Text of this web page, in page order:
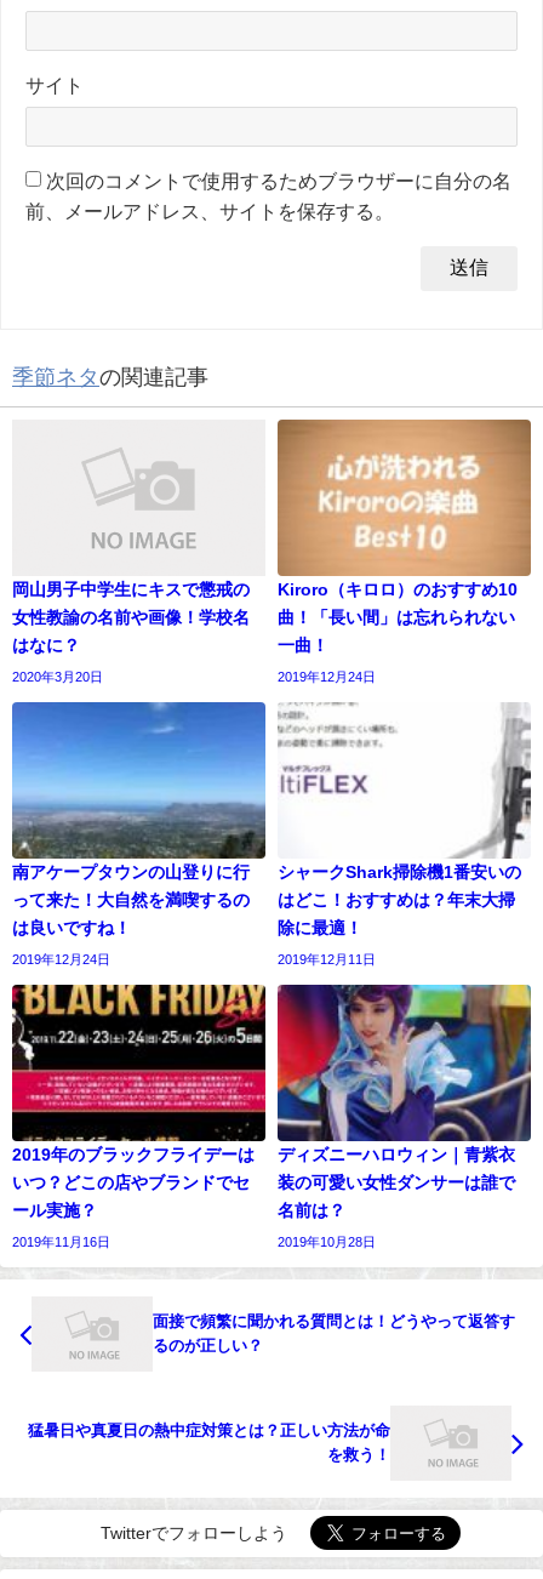
サイト
次回のコメントで使用するためブラウザーに自分の名
前、メールアドレス、サイトを保存する。
季節ネタの関連記事
岡山男子中学生にキスで懲戒の
女性教諭の名前や画像！学校名
はなに？
2020年3月20日
Kiroro（キロロ）のおすすめ10
曲！「長い間」は忘れられない
一曲！
2019年12月24日
南アケープタウンの山登りに行
って来た！大自然を満喫するの
は良いですね！
2019年12月24日
シャークShark掃除機1番安いの
はどこ！おすすめは？年末大掃
除に最適！
2019年12月11日
2019年のブラックフライデーは
いつ？どこの店やブランドでセ
ール実施？
2019年11月16日
ディズニーハロウィン｜青紫衣
装の可愛い女性ダンサーは誰で
名前は？
2019年10月28日
面接で頻繁に聞かれる質問とは！どうやって返答す
るのが正しい？
猛暑日や真夏日の熱中症対策とは？正しい方法が命
を救う！
Twitterでフォローしよう